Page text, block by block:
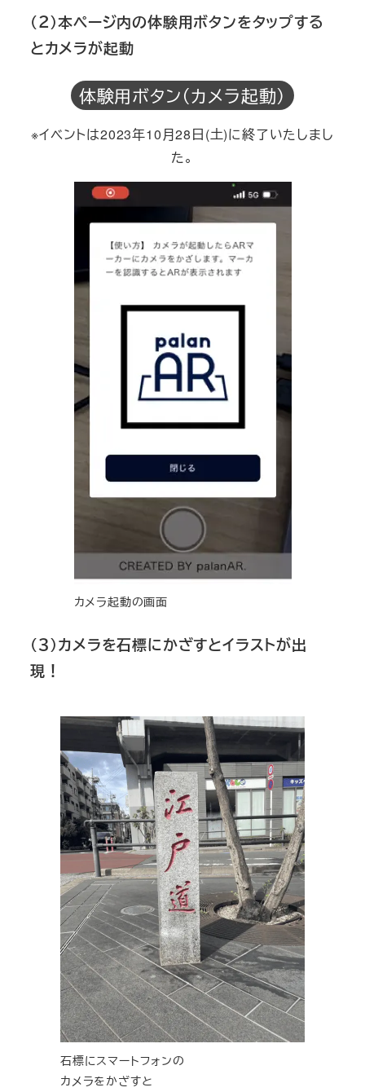
（２）本ページ内の体験用ボタンをタップする
とカメラが起動
体験用ボタン（カメラ起動）
※イベントは2023年10月28日(土)に終了いたしまし
た。
カメラ起動の画面
（３）カメラを石標にかざすとイラストが出
現！
石標にスマートフォンの
カメラをかざすと